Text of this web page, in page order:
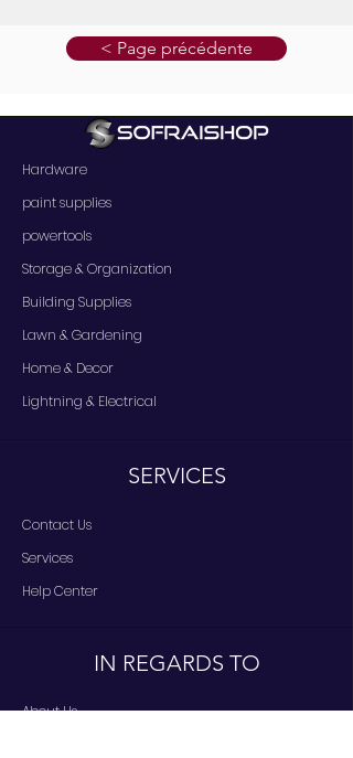
< Page précédente
Hardware
paint supplies
powertools
Storage & Organization
Building Supplies
Lawn & Gardening
Home & Decor
Lightning & Electrical
SERVICES
Contact Us
Services
Help Center
IN REGARDS TO
About Us